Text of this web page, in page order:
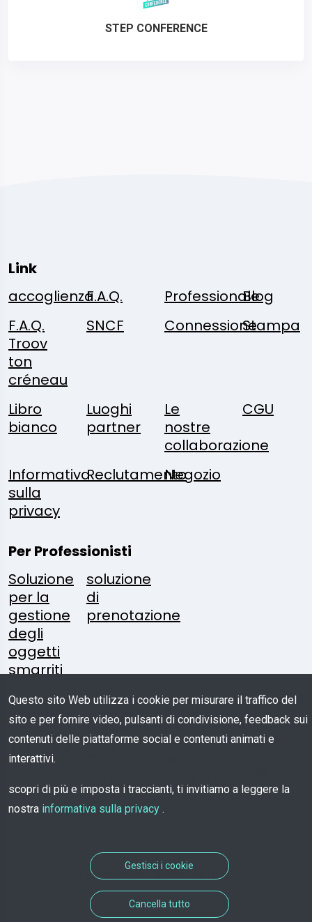
STEP CONFERENCE
Link
accoglienzaF.A.Q. Professionale
Blog
F.A.Q.
Troov
ton
créneau
SNCF ConnessioneStampa
Libro
bianco
Luoghi
partner
Le
nostre
collaborazione
CGU
Informativa
sulla
privacy
ReclutamentoNegozio
Per Professionisti
Soluzione
per la
gestione
degli
oggetti
smarriti
soluzione
di
prenotazione
Seguiteci: Qualche
Domanda?
Media
Kit
App Per
Mobili
© COPYRIGHT 2026 - Tutti i diritti riservati a
Questo sito Web utilizza i cookie per misurare il traffico del
sito e per fornire video, pulsanti di condivisione, feedback sui
contenuti delle piattaforme social e contenuti animati e
interattivi.
scopri di più e imposta i traccianti, ti invitiamo a leggere la
nostra informativa sulla privacy .
Gestisci i cookie
Cancella tutto